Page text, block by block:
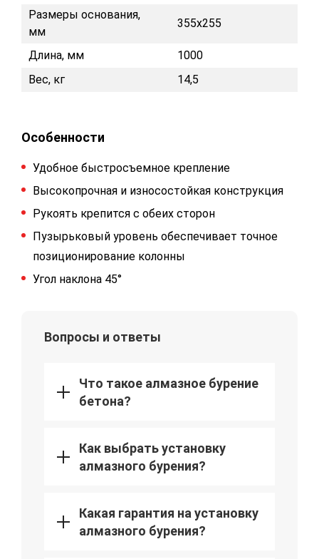
Размеры основания,
мм
355x255
Длина, мм
1000
Вес, кг
14,5
Особенности
Удобное быстросъемное крепление
Высокопрочная и износостойкая конструкция
Рукоять крепится с обеих сторон
Пузырьковый уровень обеспечивает точное
позиционирование колонны
Угол наклона 45°
Вопросы и ответы
Что такое алмазное бурение
бетона?
Как выбрать установку
алмазного бурения?
Какая гарантия на установку
алмазного бурения?